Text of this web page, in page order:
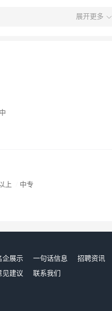
场、连锁超市、小超市、小型超
展开更多
上 中专
企展示 一句话信息 招聘资讯
见建议 联系我们